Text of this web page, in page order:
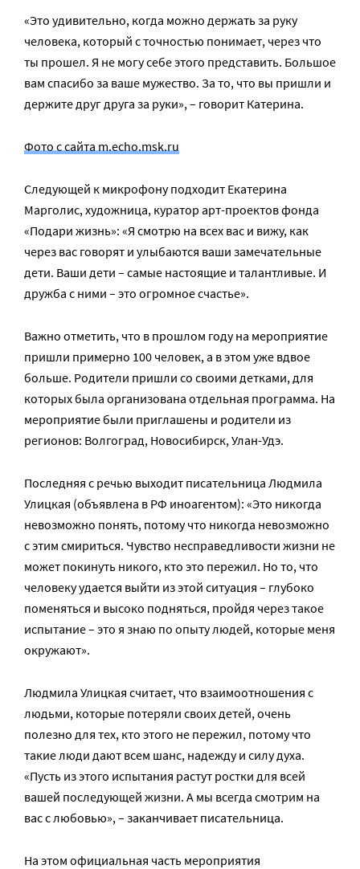
«Это удивительно, когда можно держать за руку
человека, который с точностью понимает, через что
ты прошел. Я не могу себе этого представить. Большое
вам спасибо за ваше мужество. За то, что вы пришли и
держите друг друга за руки», – говорит Катерина.
Фото с сайта m.echo.msk.ru
Следующей к микрофону подходит Екатерина
Марголис, художница, куратор арт-проектов фонда
«Подари жизнь»: «Я смотрю на всех вас и вижу, как
через вас говорят и улыбаются ваши замечательные
дети. Ваши дети – самые настоящие и талантливые. И
дружба с ними – это огромное счастье».
Важно отметить, что в прошлом году на мероприятие
пришли примерно 100 человек, а в этом уже вдвое
больше. Родители пришли со своими детками, для
которых была организована отдельная программа. На
мероприятие были приглашены и родители из
регионов: Волгоград, Новосибирск, Улан-Удэ.
Последняя с речью выходит писательница Людмила
Улицкая (объявлена в РФ иноагентом): «Это никогда
невозможно понять, потому что никогда невозможно
с этим смириться. Чувство несправедливости жизни не
может покинуть никого, кто это пережил. Но то, что
человеку удается выйти из этой ситуация – глубоко
поменяться и высоко подняться, пройдя через такое
испытание – это я знаю по опыту людей, которые меня
окружают».
Людмила Улицкая считает, что взаимоотношения с
людьми, которые потеряли своих детей, очень
полезно для тех, кто этого не пережил, потому что
такие люди дают всем шанс, надежду и силу духа.
«Пусть из этого испытания растут ростки для всей
вашей последующей жизни. А мы всегда смотрим на
вас с любовью», – заканчивает писательница.
На этом официальная часть мероприятия